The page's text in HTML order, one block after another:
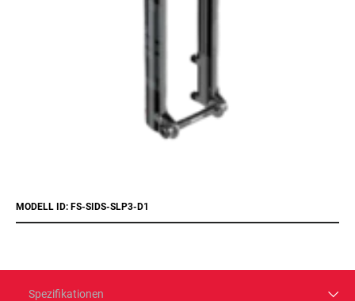
MODELL ID: FS-SIDS-SLP3-D1
Spezifikationen